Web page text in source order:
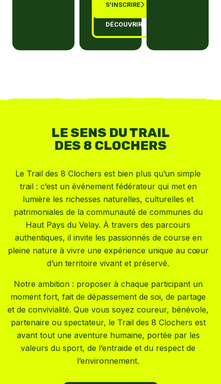
S'INSCRIRE
DÉCOUVRIR
LE SENS DU TRAIL
DES 8 CLOCHERS
Le Trail des 8 Clochers est bien plus qu’un simple
trail : c’est un événement fédérateur qui met en
lumière les richesses naturelles, culturelles et
patrimoniales de la communauté de communes du
Haut Pays du Velay. À travers des parcours
authentiques, il invite les passionnés de course en
pleine nature à vivre une expérience unique au cœur
d’un territoire vivant et préservé.
Notre ambition : proposer à chaque participant un
moment fort, fait de dépassement de soi, de partage
et de convivialité. Que vous soyez coureur, bénévole,
partenaire ou spectateur, le Trail des 8 Clochers est
avant tout une aventure humaine, portée par les
valeurs du sport, de l’entraide et du respect de
l’environnement.